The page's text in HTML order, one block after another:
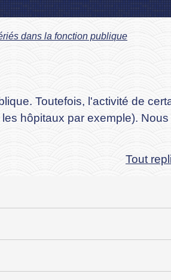
dans la fonction publique
Toutefois, l'activité de
hôpitaux par exemple).
Tout